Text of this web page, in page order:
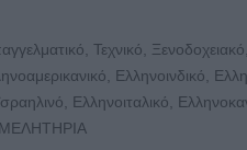
Τεχνικό,
Ελληνοινδικό,
Ελληνοιταλικό,